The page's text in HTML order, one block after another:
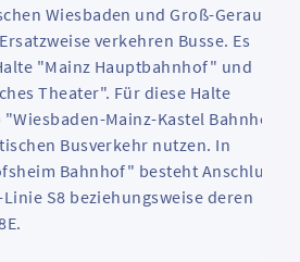
Wiesbaden und Groß-Gerau zu
verkehren Busse. Es
"Mainz Hauptbahnhof" und
Theater". Für diese Halte
Mainz-Kastel Bahnhof"
Busverkehr nutzen. In
Bahnhof" besteht Anschluss
S8 beziehungsweise deren